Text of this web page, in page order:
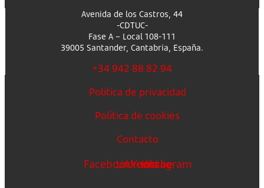
Avenida de los Castros, 44
-CDTUC-
Fase A – Local 108-111
39005 Santander, Cantabria, España.
+34 942 88 82 94
Política de privacidad
Política de cookies
Contacto
FacebookLinkedin
Youtube
Instagram